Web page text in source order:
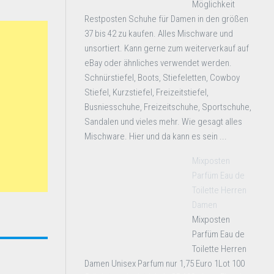
Möglichkeit
Restposten Schuhe für Damen in den größen
37 bis 42 zu kaufen. Alles Mischware und
unsortiert. Kann gerne zum weiterverkauf auf
eBay oder ähnliches verwendet werden.
Schnürstiefel, Boots, Stiefeletten, Cowboy
Stiefel, Kurzstiefel, Freizeitstiefel,
Busniesschuhe, Freizeitschuhe, Sportschuhe,
Sandalen und vieles mehr. Wie gesagt alles
Mischware. Hier und da kann es sein ...
Mixposten
Parfüm Eau de
Toilette Herren
Damen
Mixposten
Parfüm Eau de
Toilette Herren
Damen Unisex Parfum nur 1,75 Euro 1Lot 100